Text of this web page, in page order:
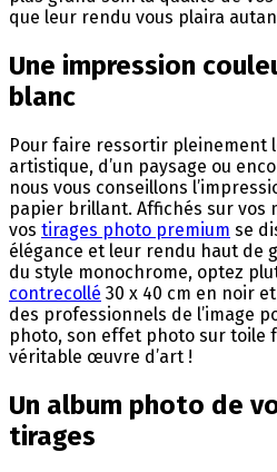
que leur rendu vous plaira
Une impression
blanc
Pour faire ressortir pleinement
artistique, d’un paysage ou
nous vous conseillons
papier brillant. Affichés sur vos
vos tirages photo premium se
élégance et leur rendu haut de
du style monochrome, optez
contrecollé 30 x 40 cm en noir
des professionnels de l’image
photo, son effet photo sur toile
véritable œuvre d’art !
Un album photo de
tirages